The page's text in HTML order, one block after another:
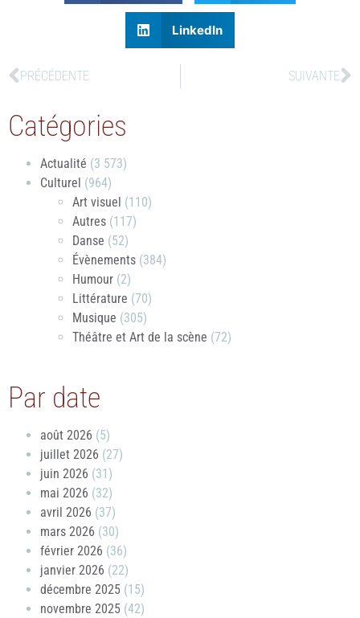
LinkedIn
PRÉCÉDENTE SUIVANTE
Catégories
Actualité (3 573)
Culturel (964)
Art visuel (110)
Autres (117)
Danse (52)
Évènements (384)
Humour (2)
Littérature (70)
Musique (305)
Théâtre et Art de la scène (72)
Par date
août 2026 (5)
juillet 2026 (27)
juin 2026 (31)
mai 2026 (32)
avril 2026 (37)
mars 2026 (30)
février 2026 (36)
janvier 2026 (22)
décembre 2025 (15)
novembre 2025 (42)